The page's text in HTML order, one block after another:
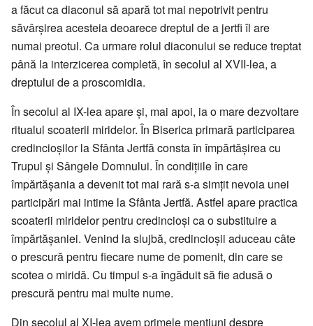
a făcut ca diaconul să apară tot mai nepotrivit pentru
săvârşirea acesteia deoarece dreptul de a jertfi îl are
numai preotul. Ca urmare rolul diaconului se reduce treptat
până la interzicerea completă, în secolul al XVII-lea, a
dreptului de a proscomidia.
În secolul al IX-lea apare şi, mai apoi, ia o mare dezvoltare
ritualul scoaterii miridelor. În Biserica primară participarea
credincioşilor la Sfânta Jertfă consta în împărtăşirea cu
Trupul şi Sângele Domnului. În condiţiile în care
împărtăşania a devenit tot mai rară s-a simţit nevoia unei
participări mai intime la Sfânta Jertfă. Astfel apare practica
scoaterii miridelor pentru credincioşi ca o substituire a
împărtăşaniei. Venind la slujbă, credincioşii aduceau câte
o prescură pentru fiecare nume de pomenit, din care se
scotea o miridă. Cu timpul s-a îngăduit să fie adusă o
prescură pentru mai multe nume.
Din secolul al XI-lea avem primele menţiuni despre